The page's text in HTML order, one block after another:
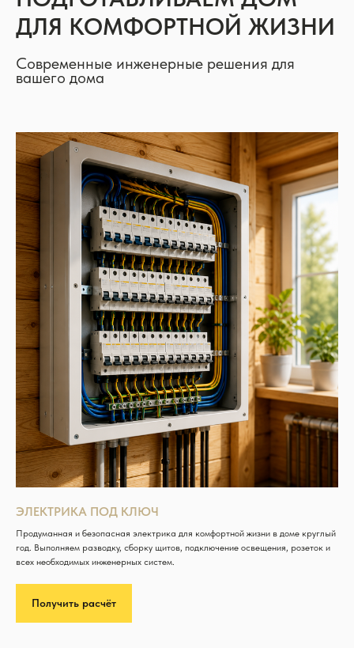
ДЛЯ КОМФОРТНОЙ ЖИЗНИ
Современные инженерные решения для
вашего дома
ЭЛЕКТРИКА ПОД КЛЮЧ
Продуманная и безопасная электрика для комфортной жизни в доме круглый
год. Выполняем разводку, сборку щитов, подключение освещения, розеток и
всех необходимых инженерных систем.
Получить расчёт